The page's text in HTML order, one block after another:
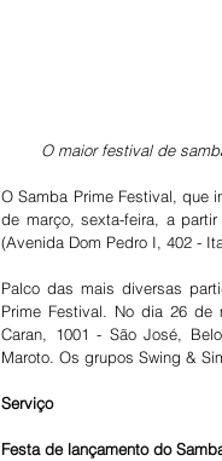
O maior festival de
O Samba Prime Festival, que
de março, sexta-feira, a
(Avenida Dom Pedro I, 402 -
Palco das mais diversas
Prime Festival. No dia 26 de
Caran, 1001 - São José,
Maroto. Os grupos Swing &
Serviço
Festa de lançamento do